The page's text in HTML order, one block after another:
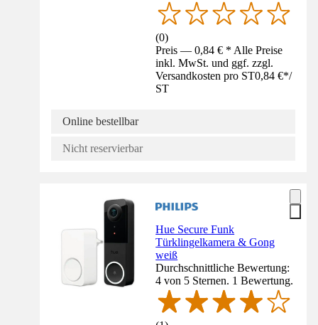
(0)
Preis — 0,84 € * Alle Preise
inkl. MwSt. und ggf. zzgl.
Versandkosten pro ST0,84 €*/
ST
Online bestellbar
Nicht reservierbar
Hue Secure Funk
Türklingelkamera & Gong
weiß
Durchschnittliche Bewertung:
4 von 5 Sternen. 1 Bewertung.